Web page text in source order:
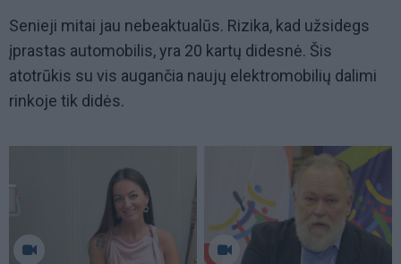
Senieji mitai jau nebeaktualūs. Rizika, kad užsidegs
įprastas automobilis, yra 20 kartų didesnė. Šis
atotrūkis su vis augančia naujų elektromobilių dalimi
rinkoje tik didės.